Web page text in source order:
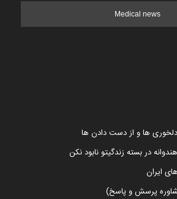
Medical news
دلخوری ها و از دست دادن ها
در بسته زندگیتو نابود نکن
ایران
پرسش و پاسخ)